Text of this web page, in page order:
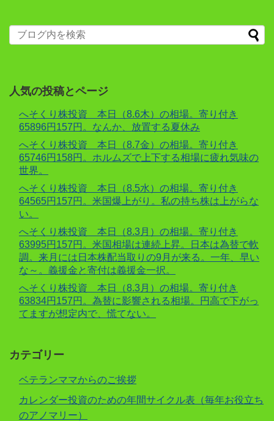
人気の投稿とページ
へそくり株投資 本日（8.6木）の相場。寄り付き
65896円157円。なんか、放置する夏休み
へそくり株投資 本日（8.7金）の相場。寄り付き
65746円158円。ホルムズで上下する相場に疲れ気味の
世界。
へそくり株投資 本日（8.5水）の相場。寄り付き
64565円157円。米国爆上がり。私の持ち株は上がらな
い。
へそくり株投資 本日（8.3月）の相場。寄り付き
63995円157円。米国相場は連続上昇。日本は為替で軟
調。来月には日本株配当取りの9月が来る。一年、早い
な～。義援金と寄付は義援金一択。
へそくり株投資 本日（8.3月）の相場。寄り付き
63834円157円。為替に影響される相場。円高で下がっ
てますが想定内で、慌てない。
カテゴリー
ベテランママからのご挨拶
カレンダー投資のための年間サイクル表（毎年お役立ち
のアノマリー）